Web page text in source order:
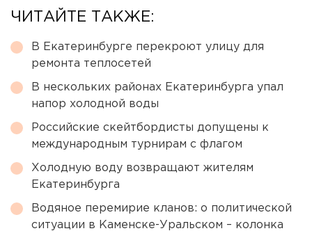
ЧИТАЙТЕ ТАКЖЕ:
В Екатеринбурге перекроют улицу для
ремонта теплосетей
В нескольких районах Екатеринбурга упал
напор холодной воды
Российские скейтбордисты допущены к
международным турнирам с флагом
Холодную воду возвращают жителям
Екатеринбурга
Водяное перемирие кланов: о политической
ситуации в Каменске-Уральском – колонка